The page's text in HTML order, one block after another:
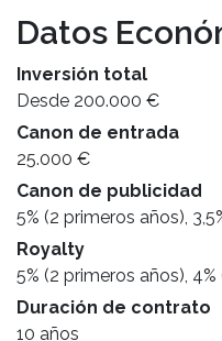
Datos
Inversión total
Desde 200.000 €
Canon de entrada
25.000 €
Canon de publicidad
5% (2 primeros años),
Royalty
5% (2 primeros años),
Duración de contrato
10 años